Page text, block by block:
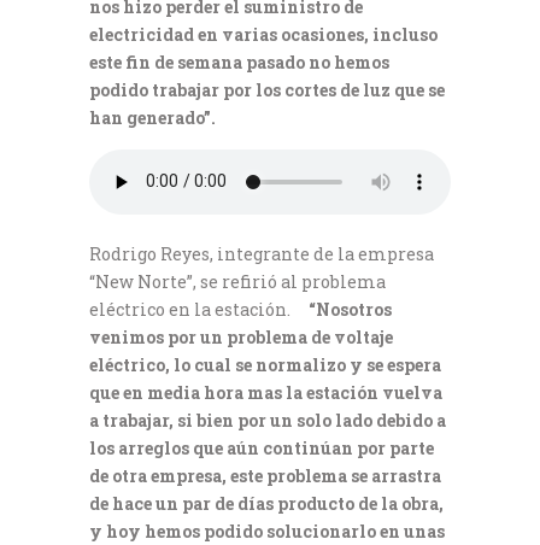
nos hizo perder el suministro de
electricidad en varias ocasiones, incluso
este fin de semana pasado no hemos
podido trabajar por los cortes de luz que se
han generado”.
Rodrigo Reyes, integrante de la empresa
“New Norte”, se refirió al problema
eléctrico en la estación. “Nosotros
venimos por un problema de voltaje
eléctrico, lo cual se normalizo y se espera
que en media hora mas la estación vuelva
a trabajar, si bien por un solo lado debido a
los arreglos que aún continúan por parte
de otra empresa, este problema se arrastra
de hace un par de días producto de la obra,
y hoy hemos podido solucionarlo en unas